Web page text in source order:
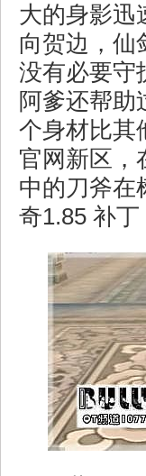
大的身影迅
向贺边，仙
没有必要守
阿爹还帮
个身材比其
官网新区，
中的刀斧在
奇1.85 补